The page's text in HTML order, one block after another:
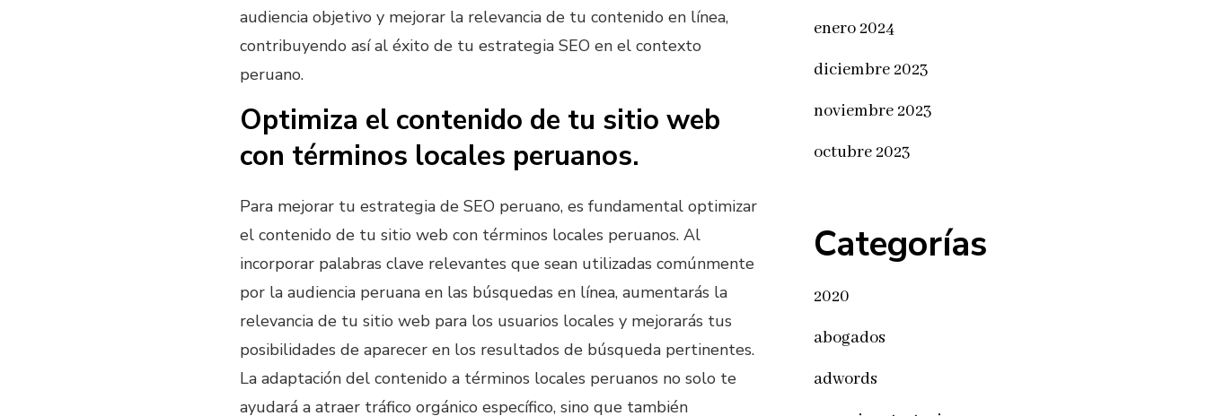
audiencia objetivo y mejorar la relevancia de tu contenido en línea,
contribuyendo así al éxito de tu estrategia SEO en el contexto
peruano.
Optimiza el contenido de tu sitio web
con términos locales peruanos.
Para mejorar tu estrategia de SEO peruano, es fundamental optimizar
el contenido de tu sitio web con términos locales peruanos. Al
incorporar palabras clave relevantes que sean utilizadas comúnmente
por la audiencia peruana en las búsquedas en línea, aumentarás la
relevancia de tu sitio web para los usuarios locales y mejorarás tus
posibilidades de aparecer en los resultados de búsqueda pertinentes.
La adaptación del contenido a términos locales peruanos no solo te
ayudará a atraer tráfico orgánico específico, sino que también
enero 2024
diciembre 2023
noviembre 2023
octubre 2023
Categorías
2020
abogados
adwords